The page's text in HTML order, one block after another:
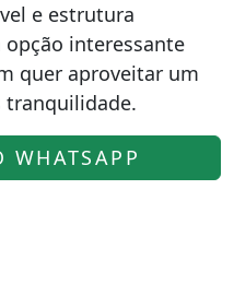
e estrutura
interessante
quer aproveitar um
tranquilidade.
WHATSAPP